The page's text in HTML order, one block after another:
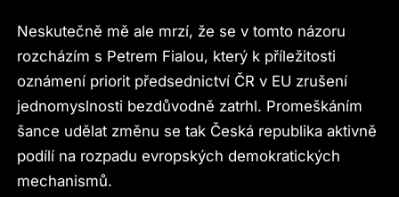
Neskutečně mě ale mrzí, že se v tomto názoru
rozcházím s Petrem Fialou, který k příležitosti
oznámení priorit předsednictví ČR v EU zrušení
jednomyslnosti bezdůvodně zatrhl. Promeškáním
šance udělat změnu se tak Česká republika aktivně
podílí na rozpadu evropských demokratických
mechanismů.